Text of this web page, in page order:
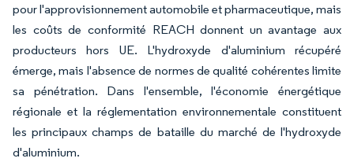
pour l'approvisionnement automobile et pharmaceutique, mais
les coûts de conformité REACH donnent un avantage aux
producteurs hors UE. L'hydroxyde d'aluminium récupéré
émerge, mais l'absence de normes de qualité cohérentes limite
sa pénétration. Dans l'ensemble, l'économie énergétique
régionale et la réglementation environnementale constituent
les principaux champs de bataille du marché de l'hydroxyde
d'aluminium.